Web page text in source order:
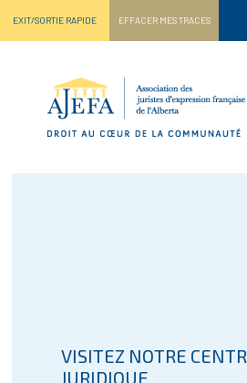
EXIT/SORTIE RAPIDE EFFACER MES TRACES
VISITEZ NOTRE
JURIDIQUE